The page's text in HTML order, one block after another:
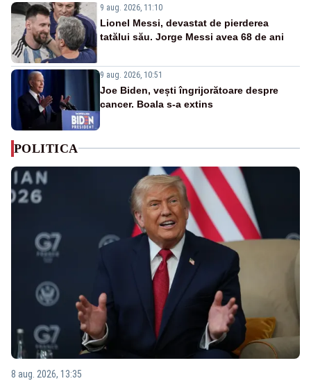
9 aug. 2026, 11:10
Lionel Messi, devastat de pierderea
tatălui său. Jorge Messi avea 68 de ani
9 aug. 2026, 10:51
Joe Biden, vești îngrijorătoare despre
cancer. Boala s-a extins
POLITICA
8 aug. 2026, 13:35